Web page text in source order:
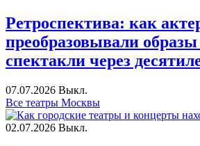
Ретроспектива: как
преобразовывали
спектакли через
07.07.2026 Выкл.
Все театры Москвы
02.07.2026 Выкл.